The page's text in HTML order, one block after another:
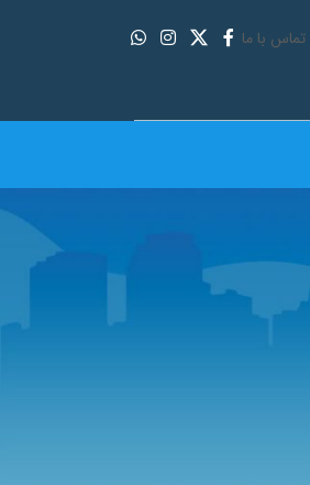
تماس با ما